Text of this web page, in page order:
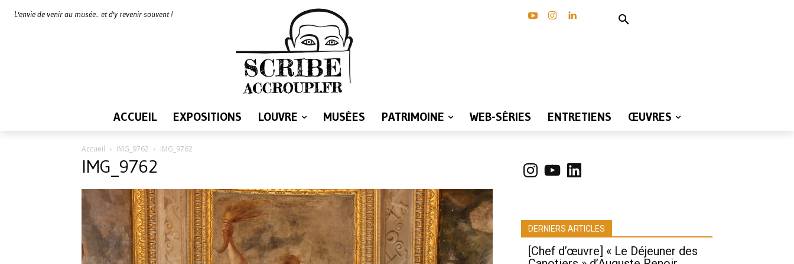
L'envie de venir au musée... et d'y revenir souvent !
ACCUEIL EXPOSITIONS LOUVRE MUSÉES PATRIMOINE WEB-SÉRIES ENTRETIENS ŒUVRES
Accueil IMG_9762 IMG_9762
IMG_9762 Instagram
YouTubeLinkedIn
DERNIERS ARTICLES
[Chef d’œuvre] « Le Déjeuner des